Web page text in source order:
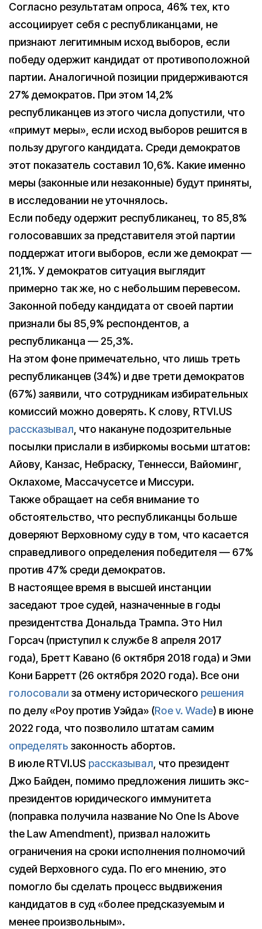
Согласно результатам опроса, 46% тех, кто
ассоциирует себя с республиканцами, не
признают легитимным исход выборов, если
победу одержит кандидат от противоположной
партии. Аналогичной позиции придерживаются
27% демократов. При этом 14,2%
республиканцев из этого числа допустили, что
«примут меры», если исход выборов решится в
пользу другого кандидата. Среди демократов
этот показатель составил 10,6%. Какие именно
меры (законные или незаконные) будут приняты,
в исследовании не уточнялось.
Если победу одержит республиканец, то 85,8%
голосовавших за представителя этой партии
поддержат итоги выборов, если же демократ —
21,1%. У демократов ситуация выглядит
примерно так же, но с небольшим перевесом.
Законной победу кандидата от своей партии
признали бы 85,9% респондентов, а
республиканца — 25,3%.
На этом фоне примечательно, что лишь треть
республиканцев (34%) и две трети демократов
(67%) заявили, что сотрудникам избирательных
комиссий можно доверять. К слову, RTVI.US
рассказывал, что накануне подозрительные
посылки прислали в избиркомы восьми штатов:
Айову, Канзас, Небраску, Теннесси, Вайоминг,
Оклахоме, Массачусетсе и Миссури.
Также обращает на себя внимание то
обстоятельство, что республиканцы больше
доверяют Верховному суду в том, что касается
справедливого определения победителя — 67%
против 47% среди демократов.
В настоящее время в высшей инстанции
заседают трое судей, назначенные в годы
президентства Дональда Трампа. Это Нил
Горсач (приступил к службе 8 апреля 2017
года), Бретт Кавано (6 октября 2018 года) и Эми
Кони Барретт (26 октября 2020 года). Все они
голосовали за отмену исторического решения
по делу «Роу против Уэйда» (Roe v. Wade) в июне
2022 года, что позволило штатам самим
определять законность абортов.
В июле RTVI.US рассказывал, что президент
Джо Байден, помимо предложения лишить экс-
президентов юридического иммунитета
(поправка получила название No One Is Above
the Law Amendment), призвал наложить
ограничения на сроки исполнения полномочий
судей Верховного суда. По его мнению, это
помогло бы сделать процесс выдвижения
кандидатов в суд «более предсказуемым и
менее произвольным».